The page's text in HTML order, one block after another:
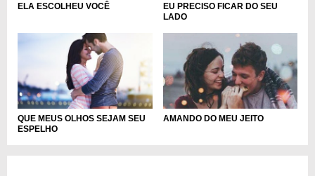
ELA ESCOLHEU VOCÊ
EU PRECISO FICAR DO SEU
LADO
QUE MEUS OLHOS SEJAM SEU
ESPELHO
AMANDO DO MEU JEITO